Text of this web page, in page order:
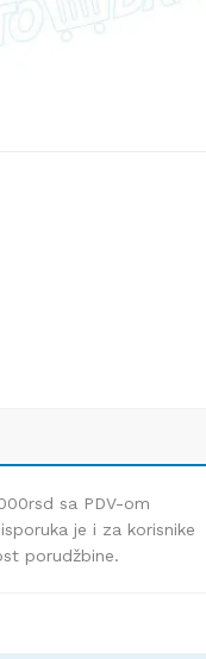
sa PDV-om
je i za korisnike
porudžbine.